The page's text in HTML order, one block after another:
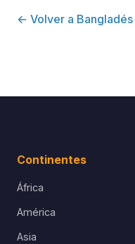
← Volver a Bangladés
Continentes
África
América
Asia